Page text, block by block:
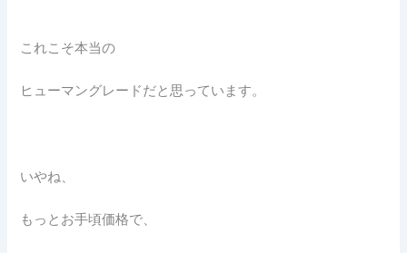
これこそ本当の
ヒューマングレードだと思っています。
いやね、
もっとお手頃価格で、